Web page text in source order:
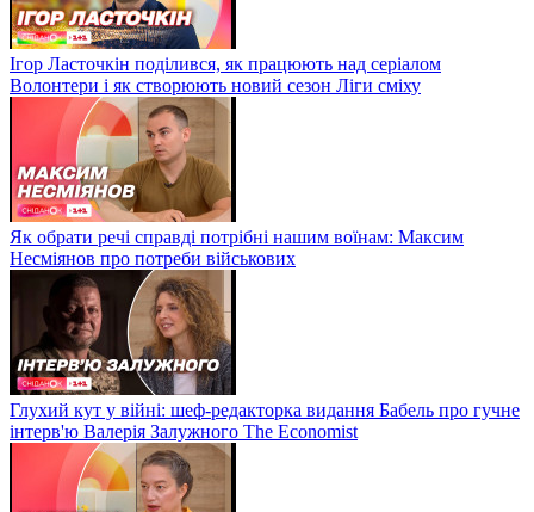
Ігор Ласточкін поділився, як працюють над серіалом
Волонтери і як створюють новий сезон Ліги сміху
Як обрати речі справді потрібні нашим воїнам: Максим
Несміянов про потреби військових
Глухий кут у війні: шеф-редакторка видання Бабель про гучне
інтерв'ю Валерія Залужного The Economist